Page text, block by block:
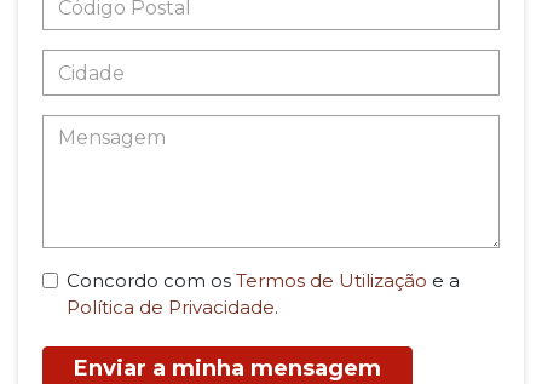
Concordo com os Termos de Utilização e a
Política de Privacidade.
Enviar a minha mensagem